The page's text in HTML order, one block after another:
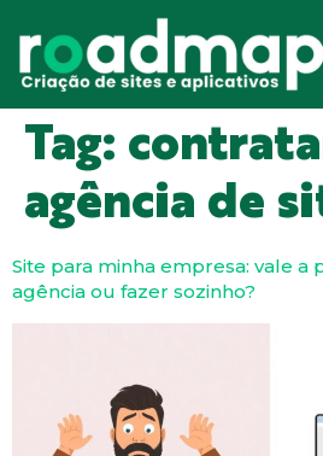
Tag:
agência de
Site para minha empresa: vale a
agência ou fazer sozinho?